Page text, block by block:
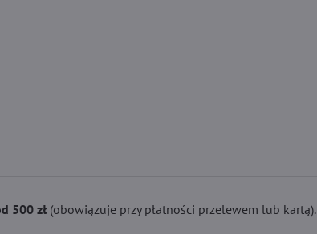
500 zł(obowiązuje przy płatności przelewem lub kartą).